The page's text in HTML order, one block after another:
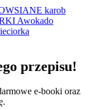
karob
Awokado
przepisu!
e-booki oraz